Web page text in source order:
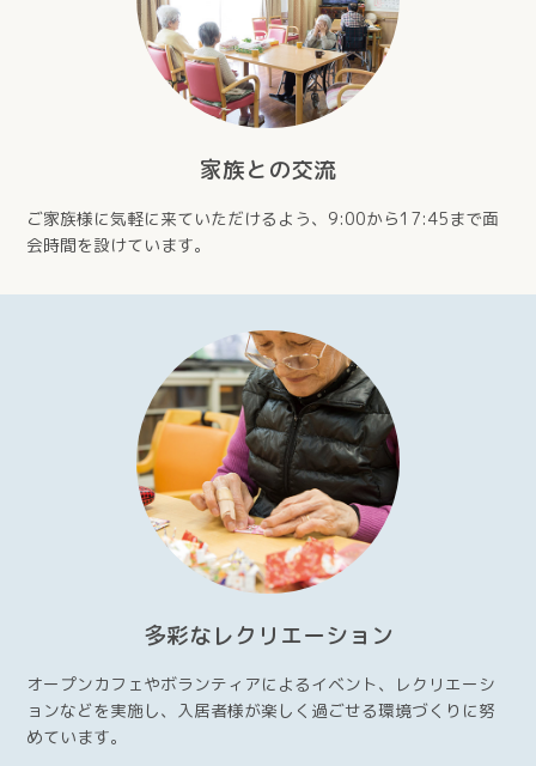
家族との交流
ご家族様に気軽に来ていただけるよう、9:00から17:45まで面
会時間を設けています。
多彩なレクリエーション
オープンカフェやボランティアによるイベント、レクリエーシ
ョンなどを実施し、入居者様が楽しく過ごせる環境づくりに努
めています。